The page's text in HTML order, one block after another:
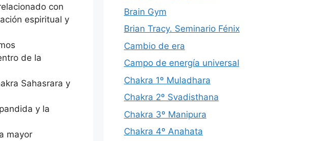
con
espiritual y
de la
Sahasrara y
y la
mayor
Brain Gym
Brian Tracy. Seminario Fénix
Cambio de era
Campo de energía universal
Chakra 1º Muladhara
Chakra 2º Svadisthana
Chakra 3º Manipura
Chakra 4º Anahata